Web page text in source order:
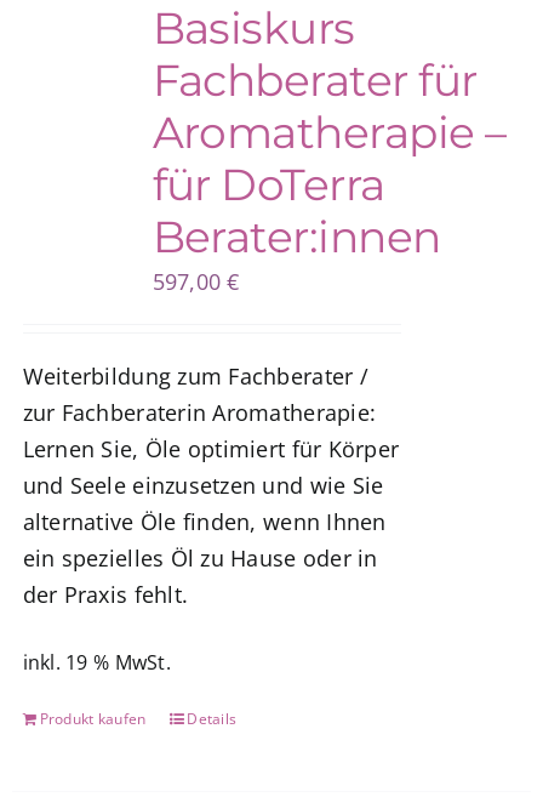
Basiskurs
Fachberater für
Aromatherapie –
für DoTerra
Berater:innen
597,00€
Weiterbildung zum Fachberater /
zur Fachberaterin Aromatherapie:
Lernen Sie, Öle optimiert für Körper
und Seele einzusetzen und wie Sie
alternative Öle finden, wenn Ihnen
ein spezielles Öl zu Hause oder in
der Praxis fehlt.
inkl. 19 % MwSt.
Produkt kaufen Details